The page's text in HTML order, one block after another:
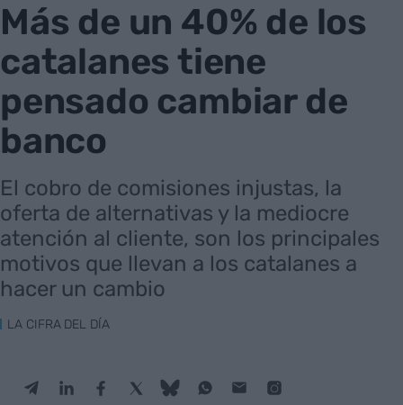
Más de un 40% de los
catalanes tiene
pensado cambiar de
banco
El cobro de comisiones injustas, la
oferta de alternativas y la mediocre
atención al cliente, son los principales
motivos que llevan a los catalanes a
hacer un cambio
LA CIFRA DEL DÍA